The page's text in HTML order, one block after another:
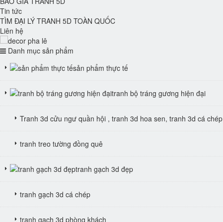
Tin tức
TÌM ĐẠI LÝ TRANH 5D TOÀN QUỐC
Liên hệ
prev
Danh mục sản phẩm
sản phẩm thực tế
tranh bộ tráng gương hiện đại
Tranh 3d cửu ngư quần hội , tranh 3d hoa sen, tranh 3d cá chép
tranh treo tường đồng quê
tranh gạch 3d đẹp
tranh gạch 3d cá chép
tranh gạch 3d phòng khách